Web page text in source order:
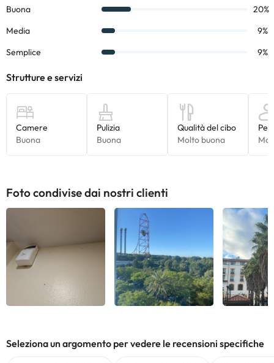
PortAventura.
Alcuni dei servizi indicati potrebbero essere a pagamento. Puoi
Tutte le informazioni presenti in questa pagina sono soggette a
modifiche da parte della struttura. Se hai dubbi, contattaci.
Foto condivise dai nostri clienti
Seleziona un argomento per vedere le recensioni specifiche